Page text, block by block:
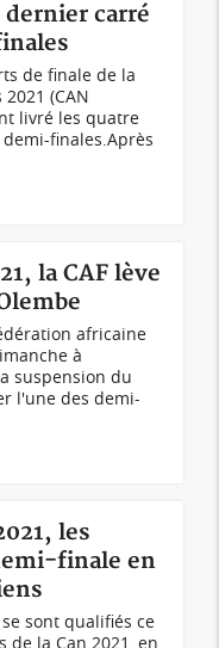
dernier carré
de finale de la
(CAN
livré les quatre
finales.Après
la CAF lève
africaine
à
suspension du
l'une des demi-
les
finale en
sont qualifiés ce
la Can 2021, en